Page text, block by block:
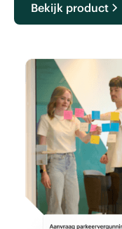
Bekijk product